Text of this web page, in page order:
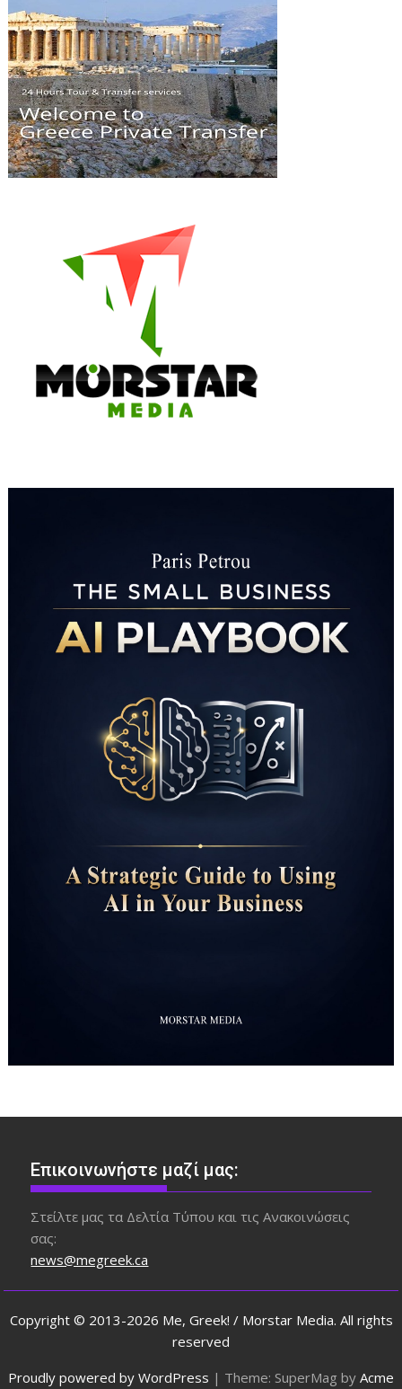
Επικοινωνήστε μαζί μας:
Στείλτε μας τα Δελτία Τύπου και τις Ανακοινώσεις
σας:
news@megreek.ca
Copyright © 2013-2026 Me, Greek! / Morstar Media. All rights
reserved
Proudly powered by WordPress | Theme: SuperMag by Acme